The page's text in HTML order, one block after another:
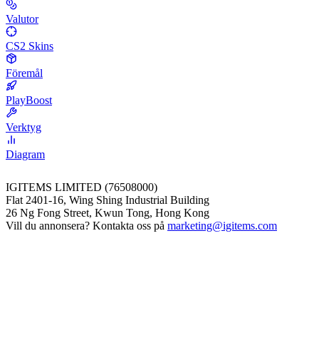
Valutor
CS2 Skins
Föremål
PlayBoost
Verktyg
Diagram
IGITEMS LIMITED (76508000)
Flat 2401-16, Wing Shing Industrial Building
26 Ng Fong Street, Kwun Tong, Hong Kong
Vill du annonsera? Kontakta oss på marketing@igitems.com